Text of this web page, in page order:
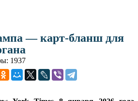
— карт-бланш для
1937